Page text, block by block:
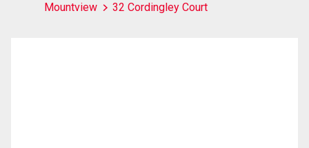
Mountview
32 Cordingley Court